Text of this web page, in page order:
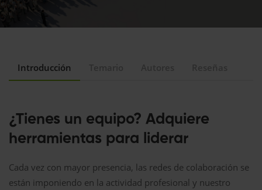
Introducción
¿Tienes un equipo? Adquiere
herramientas para liderar
Cada vez con mayor presencia, las redes de colaboración se
están imponiendo en la actividad profesional y nuestro